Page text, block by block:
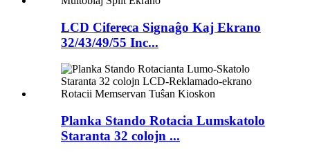
LCD Cifereca Signaĝo Kaj Ekrano
32/43/49/55 Inc...
Planka Stando Rotacia Lumskatolo
Staranta 32 colojn ...